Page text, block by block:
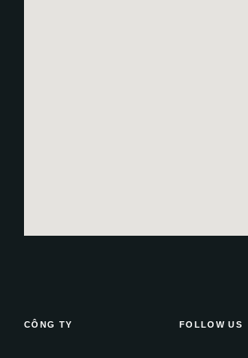
CÔNG TY FOLLOW US